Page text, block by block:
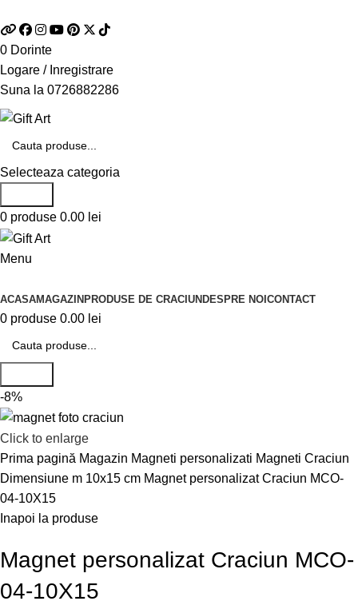
0 Dorinte
Logare / Inregistrare
Suna la 0726882286
Selecteaza categoria
0 produse 0.00 lei
Menu
ACASAMAGAZINPRODUSE DE CRACIUNDESPRE NOICONTACT
0 produse 0.00 lei
-8%
Click to enlarge
Prima pagină Magazin Magneti personalizati Magneti Craciun
Dimensiune m 10x15 cm Magnet personalizat Craciun MCO-
04-10X15
Inapoi la produse
Magnet personalizat Craciun MCO-
04-10X15